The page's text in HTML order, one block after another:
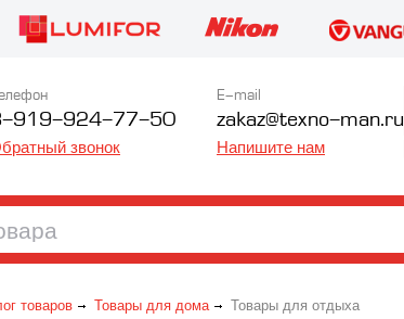
919-924-77-50
звонок
E-mail
zakaz@texno-man.ru
Напишите нам
товаров Товары для дома Товары для отдыха